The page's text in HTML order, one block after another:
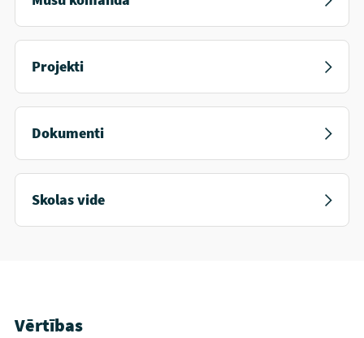
Projekti
Dokumenti
Skolas vide
Vērtības